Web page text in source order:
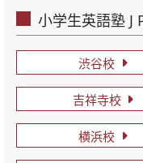
小学生英語塾 J
渋谷校
吉祥寺校
横浜校